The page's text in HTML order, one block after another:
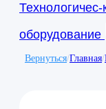
оборудование
Вернуться/Главная/